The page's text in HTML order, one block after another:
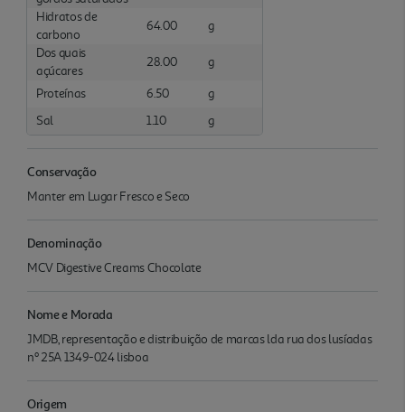
Hidratos de
carbono
64.00
g
Dos quais
açúcares
28.00 g
Proteínas 6.50
g
Sal
1.10 g
Conservação
Manter em Lugar Fresco e Seco
Denominação
MCV Digestive Creams Chocolate
Nome e Morada
JMDB, representação e distribuição de marcas lda rua dos lusíadas
nº 25A 1349-024 lisboa
Origem